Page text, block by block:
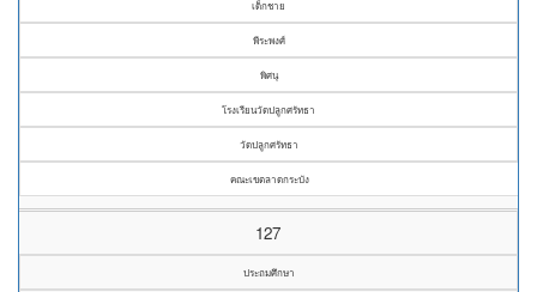
เด็กชาย
พีระพงศ์
พิศนุ
โรงเรียนวัดปลูกศรัทธา
วัดปลูกศรัทธา
คณะเขตลาดกระบัง
127
ประถมศึกษา